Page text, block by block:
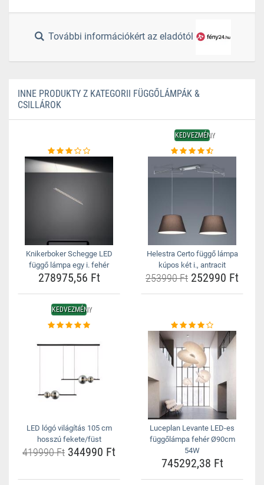
További információkért az eladótól
INNE PRODUKTY Z KATEGORII FÜGGŐLÁMPÁK &
CSILLÁROK
Knikerboker Schegge LED
függő lámpa egy i. fehér
278975,56 Ft
KEDVEZMÉNY
Helestra Certo függő lámpa
kúpos két i., antracit
253990 Ft 252990 Ft
KEDVEZMÉNY
LED lógó világítás 105 cm
hosszú fekete/füst
419990 Ft 344990 Ft
Luceplan Levante LED-es
függőlámpa fehér Ø90cm
54W
745292,38 Ft